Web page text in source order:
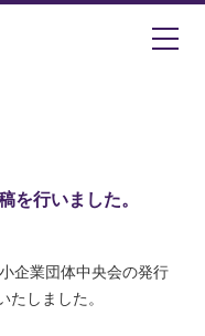
を行いました。
企業団体中央会の発行
しました。